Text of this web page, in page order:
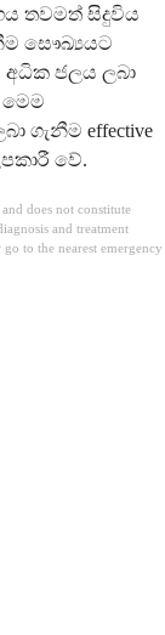
තවමත් සිදුවිය
සෞඛ්‍යයට
ජලය ලබා
ගැනීම effective
වේ.
does not constitute
and treatment
to the nearest emergency